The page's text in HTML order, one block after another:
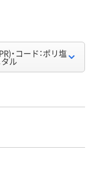
・コード：ポリ塩
タル